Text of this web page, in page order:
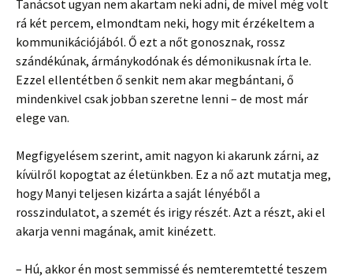
Tanácsot ugyan nem akartam neki adni, de mivel még volt
rá két percem, elmondtam neki, hogy mit érzékeltem a
kommunikációjából. Ő ezt a nőt gonosznak, rossz
szándékúnak, ármánykodónak és démonikusnak írta le.
Ezzel ellentétben ő senkit nem akar megbántani, ő
mindenkivel csak jobban szeretne lenni – de most már
elege van.
Megfigyelésem szerint, amit nagyon ki akarunk zárni, az
kívülről kopogtat az életünkben. Ez a nő azt mutatja meg,
hogy Manyi teljesen kizárta a saját lényéből a
rosszindulatot, a szemét és irigy részét. Azt a részt, aki el
akarja venni magának, amit kinézett.
– Hú, akkor én most semmissé és nemteremtetté teszem